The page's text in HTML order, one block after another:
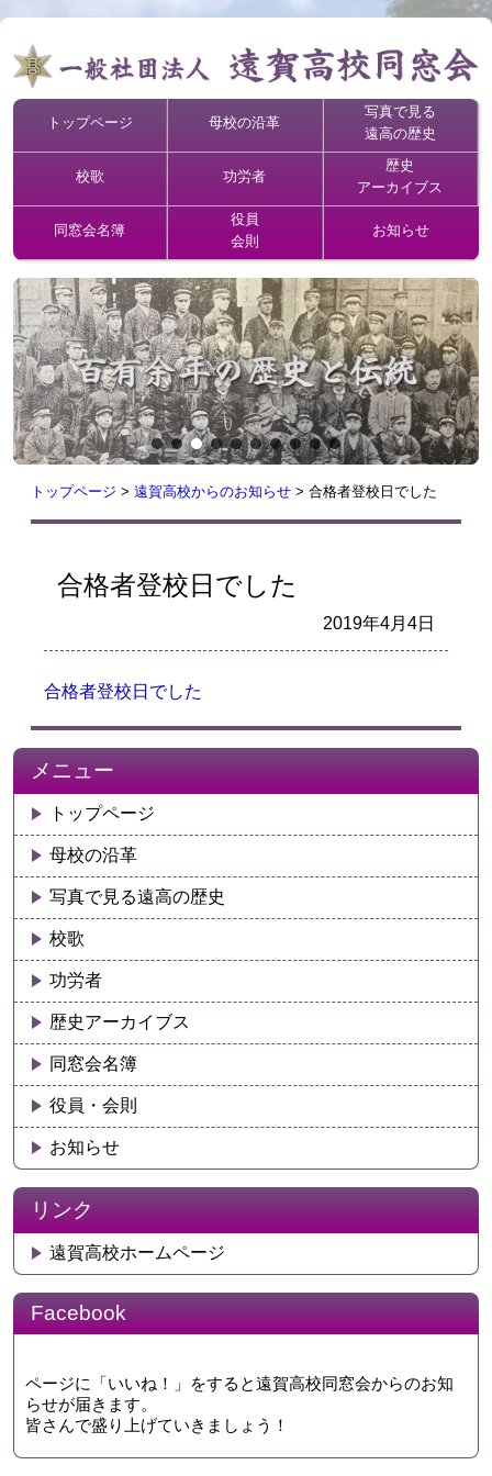
トップページ 母校の沿革
写真で見る
遠高の歴史
校歌 功労者
歴史
アーカイブス
同窓会名簿
役員
会則
お知らせ
トップページ > 遠賀高校からのお知らせ > 合格者登校日でした
合格者登校日でした
2019年4月4日
合格者登校日でした
メニュー
トップページ
母校の沿革
写真で見る遠高の歴史
校歌
功労者
歴史アーカイブス
同窓会名簿
役員・会則
お知らせ
リンク
遠賀高校ホームページ
Facebook
ページに「いいね！」をすると遠賀高校同窓会からのお知
らせが届きます。
皆さんで盛り上げていきましょう！